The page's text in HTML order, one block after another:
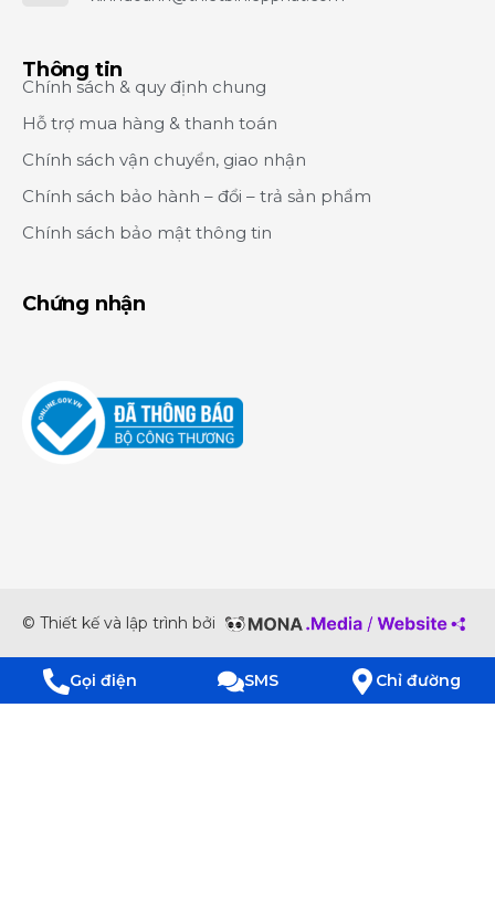
Thông tin
Chính sách & quy định chung
Hỗ trợ mua hàng & thanh toán
Chính sách vận chuyển, giao nhận
Chính sách bảo hành – đổi – trả sản phẩm
Chính sách bảo mật thông tin
Chứng nhận
© Thiết kế và lập trình bởi
Gọi điện SMS Chỉ đường